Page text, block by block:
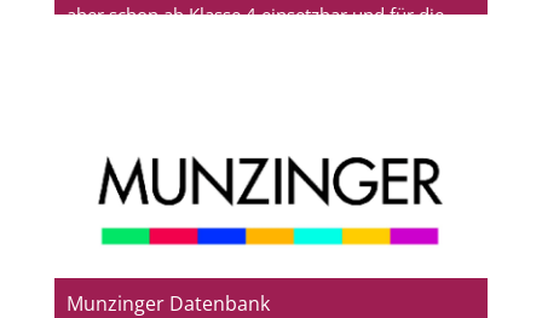
aber schon ab Klasse 4 einsetzbar und für die
einen Lehrerzugang bei uns im Medienzentrum.
Munzinger Datenbank